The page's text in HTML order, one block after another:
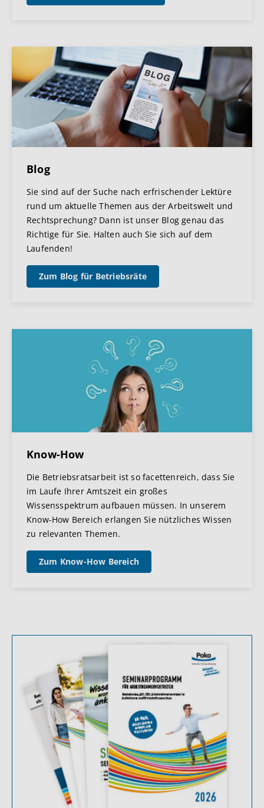
Blog
Sie sind auf der Suche nach erfrischender Lektüre
rund um aktuelle Themen aus der Arbeitswelt und
Rechtsprechung? Dann ist unser Blog genau das
Richtige für Sie. Halten auch Sie sich auf dem
Laufenden!
Zum Blog für Betriebsräte
Know-How
Die Betriebsratsarbeit ist so facettenreich, dass Sie
im Laufe Ihrer Amtszeit ein großes
Wissensspektrum aufbauen müssen. In unserem
Know-How Bereich erlangen Sie nützliches Wissen
zu relevanten Themen.
Zum Know-How Bereich